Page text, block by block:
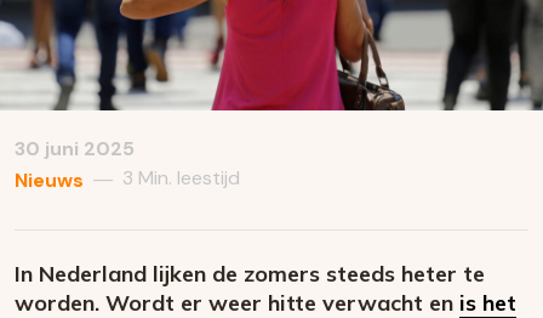
30 juni 2025
Nieuws — 3 Min. leestijd
In Nederland lijken de zomers steeds heter te
worden. Wordt er weer hitte verwacht en is het